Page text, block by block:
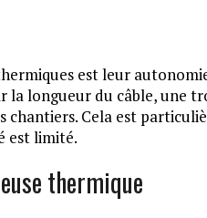
est leur
la longueur du câble, une
Cela est
est limité.
thermique